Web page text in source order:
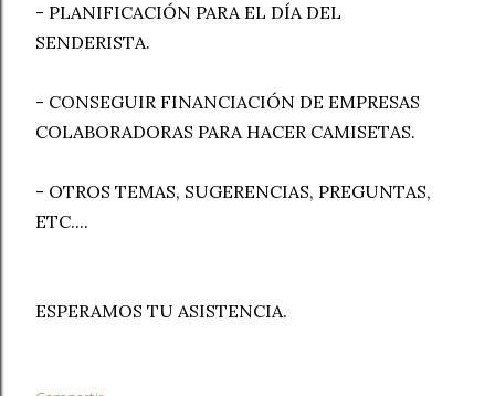
- PLANIFICACIÓN PARA EL DÍA DEL
SENDERISTA.
- CONSEGUIR FINANCIACIÓN DE EMPRESAS
COLABORADORAS PARA HACER CAMISETAS.
- OTROS TEMAS, SUGERENCIAS, PREGUNTAS,
ETC....
ESPERAMOS TU ASISTENCIA.